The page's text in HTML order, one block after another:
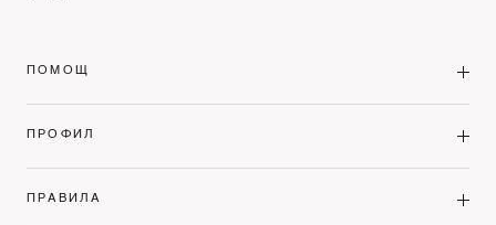
ПОМОЩ
ПРОФИЛ
ПРАВИЛА